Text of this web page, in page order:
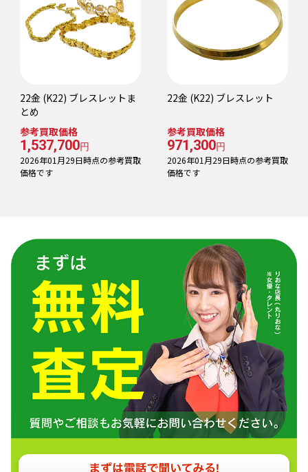
22金 (K22) ブレスレットま
とめ
参考買取価格
1,537,700円
2026年01月29日時点の参考買取
価格です
22金 (K22) ブレスレット
参考買取価格
971,300円
2026年01月29日時点の参考買取
価格です